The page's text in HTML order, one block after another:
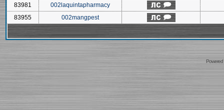
83981
002laquintapharmacy
83955
002mangpest